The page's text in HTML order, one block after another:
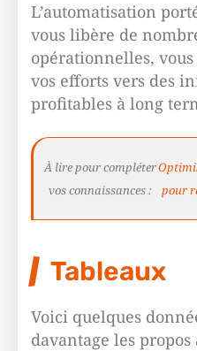
L’automatisation
vous libère de
opérationnelles,
vos efforts vers des
profitables à long
À lire pour compléter
vos connaissances :
pour
Tableaux
Voici quelques
davantage les propos